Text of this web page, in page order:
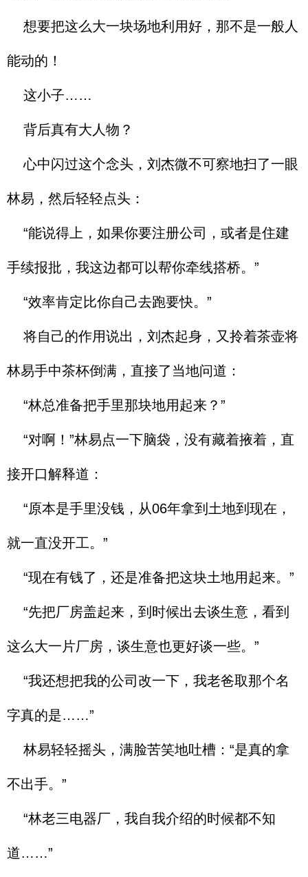
想要把这么大一块场地利用好，那不是一般人
能动的！
这小子……
背后真有大人物？
心中闪过这个念头，刘杰微不可察地扫了一眼
林易，然后轻轻点头：
“能说得上，如果你要注册公司，或者是住建
手续报批，我这边都可以帮你牵线搭桥。”
“效率肯定比你自己去跑要快。”
将自己的作用说出，刘杰起身，又拎着茶壶将
林易手中茶杯倒满，直接了当地问道：
“林总准备把手里那块地用起来？”
“对啊！”林易点一下脑袋，没有藏着掖着，直
接开口解释道：
“原本是手里没钱，从06年拿到土地到现在，
就一直没开工。”
“现在有钱了，还是准备把这块土地用起来。”
“先把厂房盖起来，到时候出去谈生意，看到
这么大一片厂房，谈生意也更好谈一些。”
“我还想把我的公司改一下，我老爸取那个名
字真的是……”
林易轻轻摇头，满脸苦笑地吐槽：“是真的拿
不出手。”
“林老三电器厂，我自我介绍的时候都不知
道……”